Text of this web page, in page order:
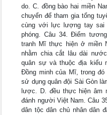
do. C. đồng bào hai miền
chuyển để tham gia tổng
cùng với lực lượng tay sai
phóng. Câu 34. Điểm
tranh Mĩ thực hiện ở miền
nhằm chia cắt lâu dài
quân sự và thuộc địa kiểu
Đồng minh của Mĩ, trong
sử dụng quân đội Sài Gòn
lược. D. đều thực hiện âm
đánh người Việt Nam. Câu
dân tộc dân chủ nhân dân